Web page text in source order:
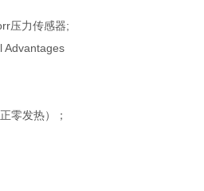
压力传感器;
Advantages
零发热）；